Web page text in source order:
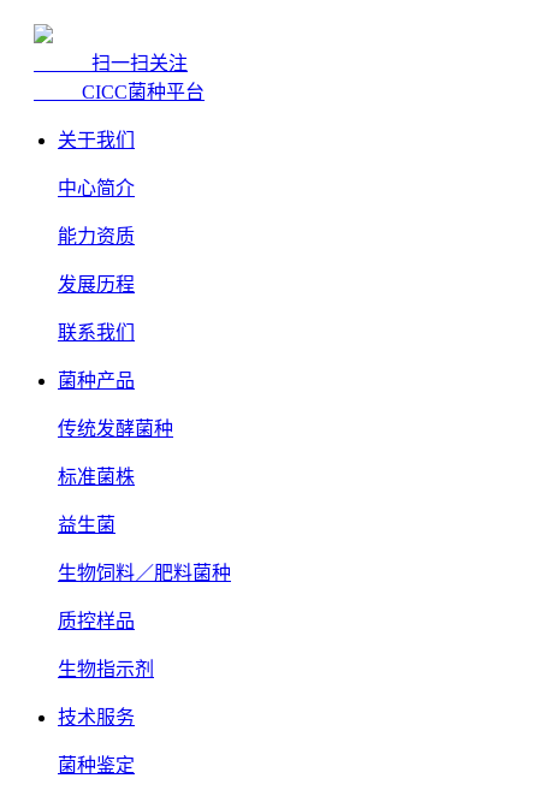
扫一扫关注
CICC菌种平台
关于我们
中心简介
能力资质
发展历程
联系我们
菌种产品
传统发酵菌种
标准菌株
益生菌
生物饲料／肥料菌种
质控样品
生物指示剂
技术服务
菌种鉴定